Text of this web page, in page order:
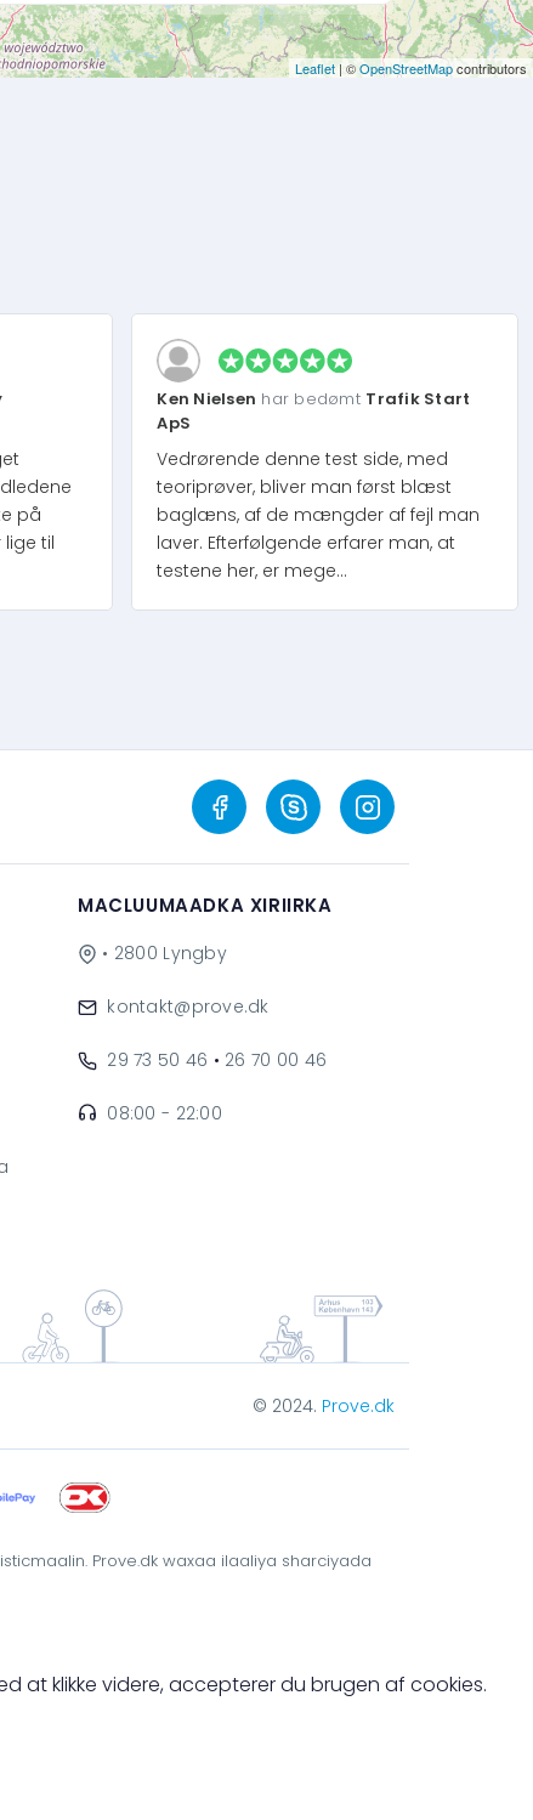
Leaflet | ©OpenStreetMapcontributors
på
til
Ken Nielsen har bedømt Trafik Start
ApS
Vedrørende denne test side, med
teoriprøver, bliver man først blæst
baglæns, af de mængder af fejl man
laver. Efterfølgende erfarer man, at
testene her, er mege...
MACLUUMAADKA XIRIIRKA
• 2800 Lyngby
kontakt@prove.dk
29 73 50 46 • 26 70 00 46
08:00 - 22:00
© 2024. Prove.dk
Prove.dk waxaa ilaaliya sharciyada
at klikke videre, accepterer du brugen af cookies.